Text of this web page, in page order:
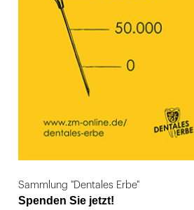
Sammlung "Dentales Erbe"
Spenden Sie jetzt!